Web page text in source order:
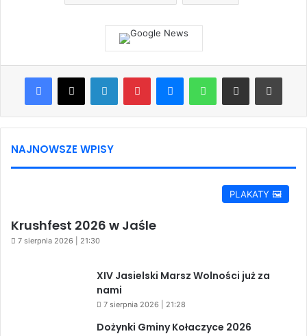
Facebook
X LinkedInPinterestMessengerWhatsAppShare via Email Print
NAJNOWSZE WPISY
PLAKATY 🖼️
Krushfest 2026 w Jaśle
7 sierpnia 2026 | 21:30
XIV Jasielski Marsz Wolności już za
nami
7 sierpnia 2026 | 21:28
Dożynki Gminy Kołaczyce 2026